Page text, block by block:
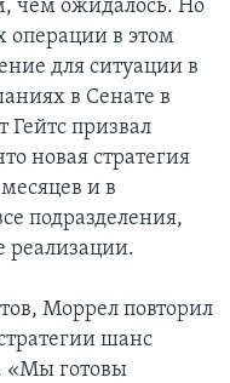
чем ожидалось. Но
операции в этом
для ситуации в
в Сенате в
Гейтс призвал
новая стратегия
и в
подразделения,
реализации.
Моррел повторил
шанс
«Мы готовы